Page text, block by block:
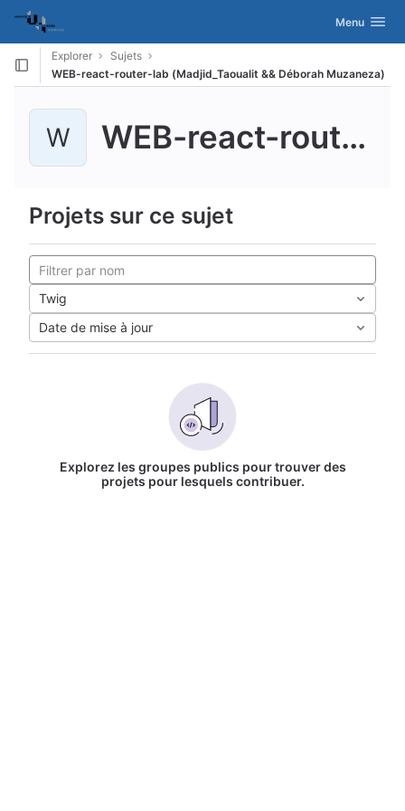
Skip to content
GitLab Activer/
Menu
Explorer
Sujets
WEB-react-router-lab (Madjid_Taoualit && Déborah Muzaneza)
W WEB-react-router-lab (Madjid_Taoualit && Débora...
Projets sur ce sujet
Twig
Date de mise à jour
Explorez les groupes publics pour trouver des
projets pour lesquels contribuer.